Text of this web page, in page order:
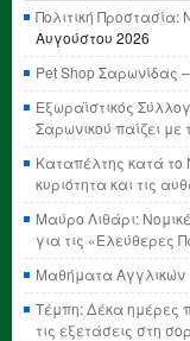
Πολιτική
Αυγούστου 2026
Pet Shop Σαρωνίδας
Εξωραϊστικός
Σαρωνικού παίζει με
Καταπέλτης κατά το
κυριότητα και τις
Μαύρο Λιθάρι:
για τις «Ελεύθερες
Μαθήματα Αγγλικών
Τέμπη: Δέκα ημέρες
τις εξετάσεις στη